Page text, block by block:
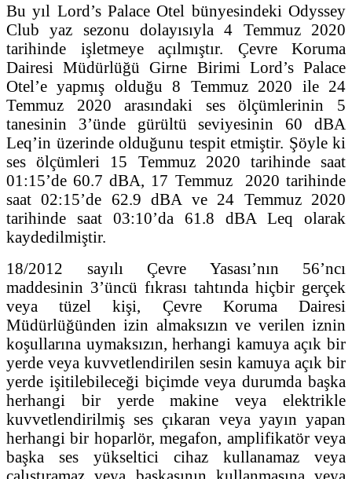
Bu yıl Lord’s Palace Otel bünyesindeki Odyssey
Club yaz sezonu dolayısıyla 4 Temmuz 2020
tarihinde işletmeye açılmıştır. Çevre Koruma
Dairesi Müdürlüğü Girne Birimi Lord’s Palace
Otel’e yapmış olduğu 8 Temmuz 2020 ile 24
Temmuz 2020 arasındaki ses ölçümlerinin 5
tanesinin 3’ünde gürültü seviyesinin 60 dBA
Leq’in üzerinde olduğunu tespit etmiştir. Şöyle ki
ses ölçümleri 15 Temmuz 2020 tarihinde saat
01:15’de 60.7 dBA, 17 Temmuz 2020 tarihinde
saat 02:15’de 62.9 dBA ve 24 Temmuz 2020
tarihinde saat 03:10’da 61.8 dBA Leq olarak
kaydedilmiştir.
18/2012 sayılı Çevre Yasası’nın 56’ncı
maddesinin 3’üncü fıkrası tahtında hiçbir gerçek
veya tüzel kişi, Çevre Koruma Dairesi
Müdürlüğünden izin almaksızın ve verilen iznin
koşullarına uymaksızın, herhangi kamuya açık bir
yerde veya kuvvetlendirilen sesin kamuya açık bir
yerde işitilebileceği biçimde veya durumda başka
herhangi bir yerde makine veya elektrikle
kuvvetlendirilmiş ses çıkaran veya yayın yapan
herhangi bir hoparlör, megafon, amplifikatör veya
başka ses yükseltici cihaz kullanamaz veya
çalıştıramaz veya başkasının kullanmasına veya